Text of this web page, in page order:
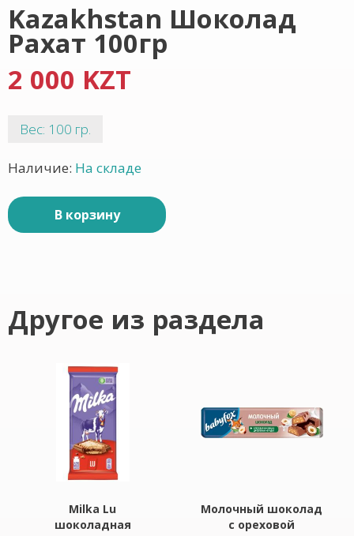
Kazakhstan Шоколад
Рахат 100гр
2 000 KZT
Вес: 100 гр.
Наличие: На складе
В корзину
Другое из раздела
Milka Lu
шоколадная
Молочный шоколад
с ореховой